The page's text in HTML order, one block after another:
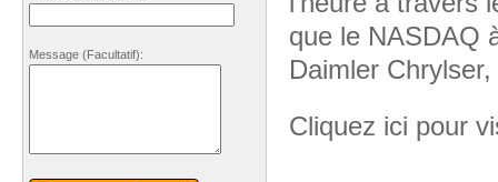
que le NASDAQ
Daimler
Cliquez ici pour
Message (Facultatif):